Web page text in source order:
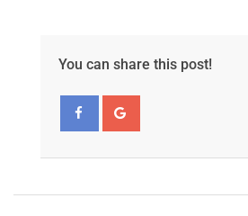
You can share this post!